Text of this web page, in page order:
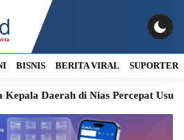
BISNIS BERITA VIRAL SUPORTER
di Nias Percepat Usulan BKP